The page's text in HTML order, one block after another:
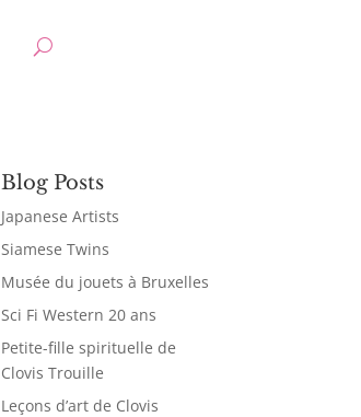
Blog Posts
Japanese Artists
Siamese Twins
Musée du jouets à Bruxelles
Sci Fi Western 20 ans
Petite-fille spirituelle de
Clovis Trouille
Leçons d’art de Clovis